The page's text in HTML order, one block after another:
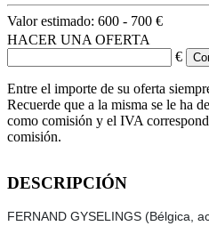
Valor estimado: 600 - 700 €
HACER UNA OFERTA
€
Entre el importe de su oferta
Recuerde que a la misma se le ha
como comisión y el IVA
comisión.
DESCRIPCIÓN
FERNAND GYSELINGS (Bélgica,